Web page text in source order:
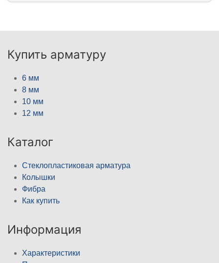
Купить арматуру
6 мм
8 мм
10 мм
12 мм
Каталог
Стеклопластиковая арматура
Колышки
Фибра
Как купить
Информация
Характеристики